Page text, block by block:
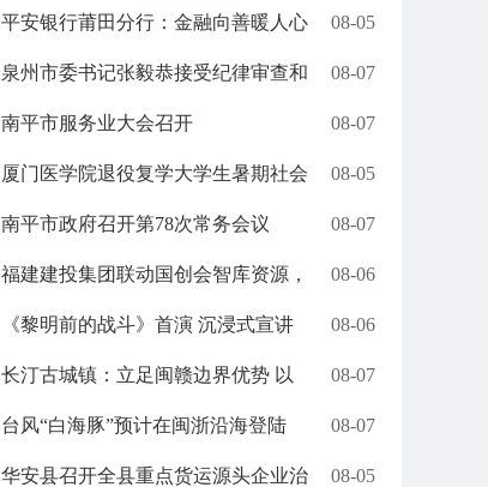
平安银行莆田分行：金融向善暖人心 08-05
泉州市委书记张毅恭接受纪律审查和 08-07
南平市服务业大会召开 08-07
厦门医学院退役复学大学生暑期社会 08-05
南平市政府召开第78次常务会议 08-07
福建建投集团联动国创会智库资源， 08-06
《黎明前的战斗》首演 沉浸式宣讲 08-06
长汀古城镇：立足闽赣边界优势 以 08-07
台风“白海豚”预计在闽浙沿海登陆 08-07
华安县召开全县重点货运源头企业治 08-05